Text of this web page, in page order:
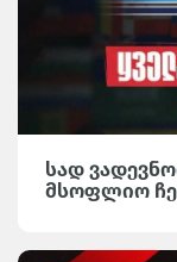
სად
მსოფლიო